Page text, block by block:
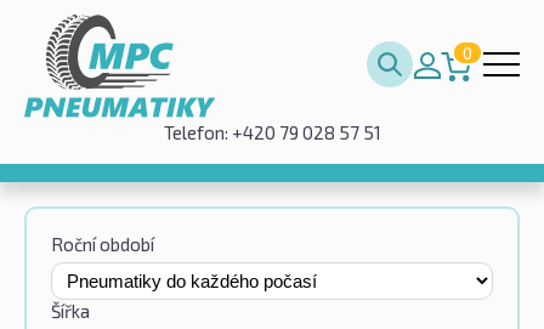
0
Telefon: +420 79 028 57 51
Roční období
Šířka